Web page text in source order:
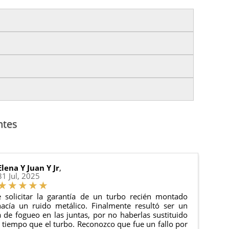
generales
del pedido para que puedas localizar tu paquete
de tu pedido.
Y Juan Y Jr,
Jul, 2025
solicitar la garantía de un turbo recién montado
un ruido metálico. Finalmente resultó ser un
de fogueo en las juntas, por no haberlas sustituido
que el turbo. Reconozco que fue un fallo por